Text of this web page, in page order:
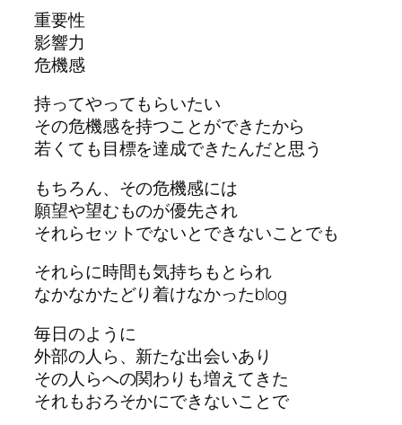
重要性
影響力
危機感
持ってやってもらいたい
その危機感を持つことができたから
若くても目標を達成できたんだと思う
もちろん、その危機感には
願望や望むものが優先され
それらセットでないとできないことでも
それらに時間も気持ちもとられ
なかなかたどり着けなかったblog
毎日のように
外部の人ら、新たな出会いあり
その人らへの関わりも増えてきた
それもおろそかにできないことで